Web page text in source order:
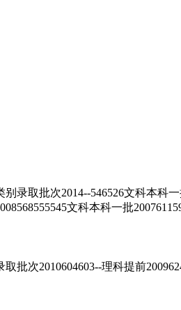
取批次2014--546526文科本科一
文科本科一批
次2010604603--理科提前